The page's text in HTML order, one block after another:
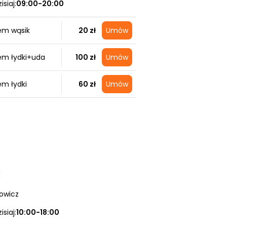
09:00-20:00
wąsik 20 zł Umów
łydki+uda 100 zł Umów
łydki 60 zł Umów
10:00-18:00